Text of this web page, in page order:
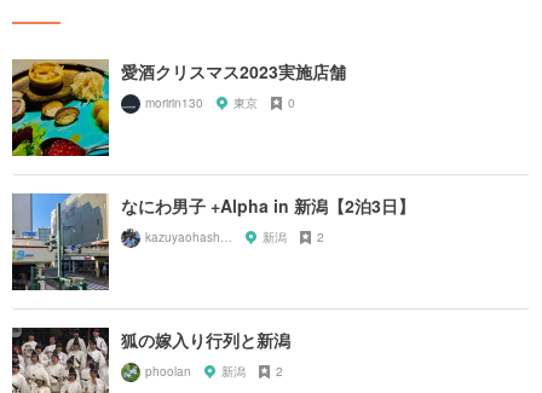
愛酒クリスマス2023実施店舗
moririn130 東京 0
なにわ男子 +Alpha in 新潟【2泊3日】
新潟 2
狐の嫁入り行列と新潟
phoolan 新潟 2